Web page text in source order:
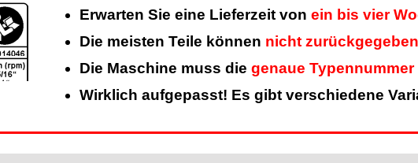
Erwarten Sie eine Lieferzeit von ein bis vier
Die meisten Teile können nicht zurückgegeben
Die Maschine muss die genaue Typennummer
Wirklich aufgepasst! Es gibt verschiedene